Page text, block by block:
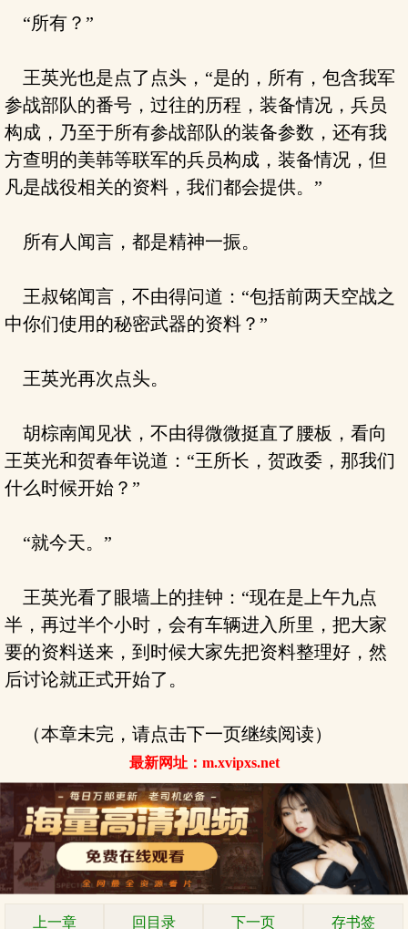
“所有？”
王英光也是点了点头，“是的，所有，包含我军
参战部队的番号，过往的历程，装备情况，兵员
构成，乃至于所有参战部队的装备参数，还有我
方查明的美韩等联军的兵员构成，装备情况，但
凡是战役相关的资料，我们都会提供。”
所有人闻言，都是精神一振。
王叔铭闻言，不由得问道：“包括前两天空战之
中你们使用的秘密武器的资料？”
王英光再次点头。
胡棕南闻见状，不由得微微挺直了腰板，看向
王英光和贺春年说道：“王所长，贺政委，那我们
什么时候开始？”
“就今天。”
王英光看了眼墙上的挂钟：“现在是上午九点
半，再过半个小时，会有车辆进入所里，把大家
要的资料送来，到时候大家先把资料整理好，然
后讨论就正式开始了。
（本章未完，请点击下一页继续阅读）
最新网址：m.xvipxs.net
上一章 回目录 下一页 存书签